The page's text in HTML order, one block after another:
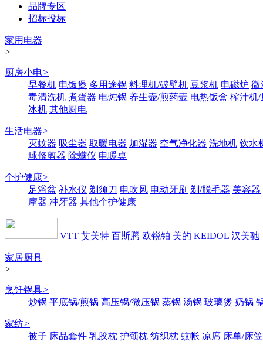
品牌专区
招标投标
家用电器
>
厨房小电>
早餐机 电饭煲 多用途锅 料理机/破壁机 豆浆机 电磁炉 微
毒清洗机 煮蛋器 电炖锅 养生壶/煎药壶 电热饭盒 榨汁机/
冰机 其他厨电
生活电器>
灭蚊器 吸尘器 取暖电器 加湿器 空气净化器 洗地机 饮水
球修剪器 除螨仪 电暖桌
个护健康>
足浴盆 补水仪 剃须刀 电吹风 电动牙刷 剃/脱毛器 美容器
摩器 冲牙器 其他个护健康
VTT 艾美特 百斯腾 欧锐铂 美的 KEIDOL 汉美驰
家居厨具
>
烹饪锅具>
炒锅 平底锅/煎锅 高压锅/微压锅 蒸锅 汤锅 玻璃煲 奶锅
家纺>
被子 床品套件 乳胶枕 护颈枕 纺织枕 蚊帐 凉席 床单/床笠